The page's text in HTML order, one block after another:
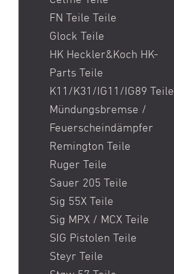
CZ
Davika
Derya
DPMS
DS Arms
Eotech
ERATAC
F-1
Fabarm
Faxon Firearms
FEG
Ferlach
Fischer Development
Flux Defense
FN
FN Teile Teile
Glock Teile
HK Heckler&Koch HK-
Parts Teile
K11/K31/IG11/IG89 Teile
Mündungsbremse /
Feuerscheindämpfer
Remington Teile
Ruger Teile
Sauer 205 Teile
Sig 55X Teile
Sig MPX / MCX Teile
SIG Pistolen Teile
Steyr Teile